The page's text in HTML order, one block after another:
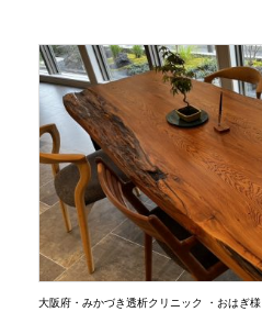
大阪府・みかづき透析クリニック ・おはぎ様